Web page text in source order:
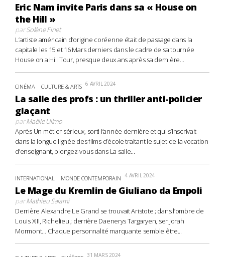
Eric Nam invite Paris dans sa « House on
the Hill »
parSolène Finet
L’artiste américain d’origine coréenne était de passage dans la
capitale les 15 et 16 Mars derniers dans le cadre de sa tournée
House on a Hill Tour, presque deux ans après sa dernière...
CINÉMA CULTURE & ARTS 6 AVRIL 2024
La salle des profs : un thriller anti-policier
glaçant
parMaëlle Ullmo
Après Un métier sérieux, sorti l’année dernière et qui s’inscrivait
dans la longue lignée des films d’école traitant le sujet de la vocation
d’enseignant, plongez-vous dans La salle...
INTERNATIONAL MONDE CONTEMPORAIN 4 AVRIL 2024
Le Mage du Kremlin de Giuliano da Empoli
parMathieu Salami
Derrière Alexandre Le Grand se trouvait Aristote ; dans l’ombre de
Louis XIII, Richelieu ; derrière Daenerys Targaryen, ser Jorah
Mormont… Chaque personnalité marquante semble être...
31 MARS 2024